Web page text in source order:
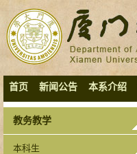
首页 新闻公告 本系介绍
教务教学
本科生